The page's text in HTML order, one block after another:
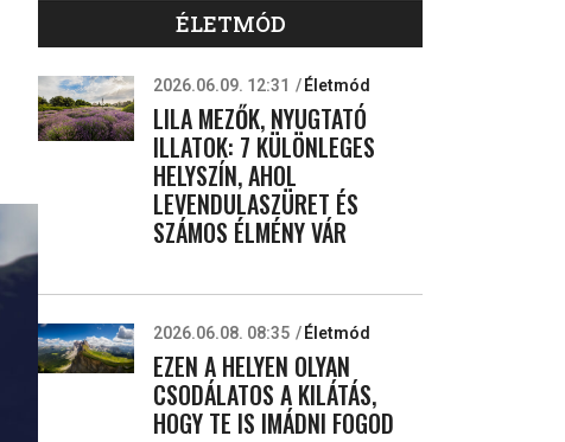
ÉLETMÓD
2026.06.09. 12:31 Életmód
LILA MEZŐK, NYUGTATÓ
ILLATOK: 7 KÜLÖNLEGES
HELYSZÍN, AHOL
LEVENDULASZÜRET ÉS
SZÁMOS ÉLMÉNY VÁR
2026.06.08. 08:35 Életmód
EZEN A HELYEN OLYAN
CSODÁLATOS A KILÁTÁS,
HOGY TE IS IMÁDNI FOGOD